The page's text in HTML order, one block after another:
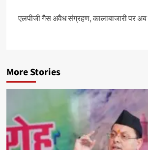
एलपीजी गैस अवैध संग्रहण, कालाबाजारी पर
More Stories